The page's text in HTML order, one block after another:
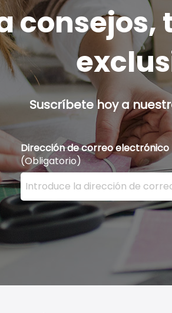
consejos,
Suscríbete hoy a
Dirección de correo electrónico
(Obligatorio)
Ingrese su dirección de correo